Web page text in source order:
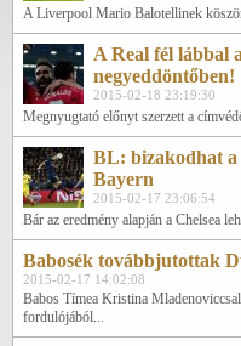
A Liverpool Mario Balotellinek
A Real fél lábbal
negyeddöntőben!
2015-02-18 23:19:30
Megnyugtató előnyt szerzett a
BL: bizakodhat a
Bayern
2015-02-17 23:06:54
Bár az eredmény alapján a Chelsea
Babosék továbbjutottak
2015-02-17 14:02:08
Babos Tímea Kristina
fordulójából...